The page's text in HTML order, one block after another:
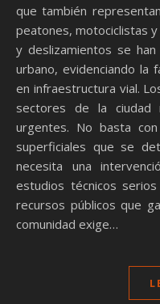
que también
peatones, motociclistas
y deslizamientos se
urbano, evidenciando la
en infraestructura vial.
sectores de la ciudad
urgentes. No basta
superficiales que se
necesita una
estudios técnicos
recursos públicos que
comunidad exige…